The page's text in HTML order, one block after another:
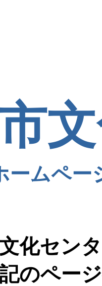
ームペー
化セン
のペー